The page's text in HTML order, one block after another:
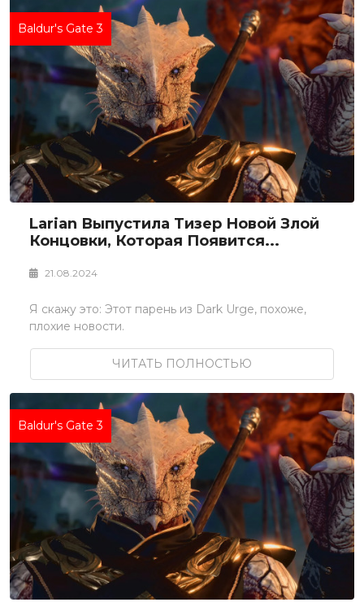
Baldur's Gate 3
Larian Выпустила Тизер Новой Злой
Концовки, Которая Появится...
21.08.2024
Я скажу это: Этот парень из Dark Urge, похоже,
плохие новости.
ЧИТАТЬ ПОЛНОСТЬЮ
Baldur's Gate 3